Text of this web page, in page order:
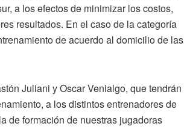
a los efectos de minimizar los costos,
resultados. En el caso de la categoría
de acuerdo al domicilio de las
Juliani y Oscar Venialgo, que tendrán
a los distintos entrenadores de
de formación de nuestras jugadoras